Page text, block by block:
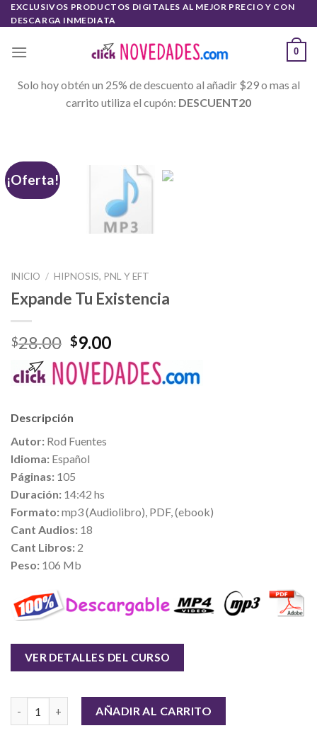
Skip
to
EXCLUSIVOS PRODUCTOS DIGITALES AL MEJOR PRECIO Y CON
DESCARGA INMEDIATA
0
Solo hoy obtén un 25% de descuento al añadir $29 o mas al
carrito utiliza el cupón: DESCUENT20
¡Oferta!
INICIO / HIPNOSIS, PNL Y EFT
Expande Tu Existencia
$28.00 $9.00
Descripción
Autor: Rod Fuentes
Idioma: Español
Páginas: 105
Duración: 14:42 hs
Formato:mp3 (Audiolibro), PDF, (ebook)
Cant Audios: 18
Cant Libros: 2
Peso: 106 Mb
VER DETALLES DEL CURSO
AÑADIR AL CARRITO